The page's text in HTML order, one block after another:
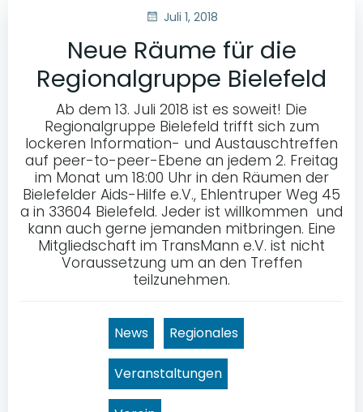
Juli 1, 2018
Neue Räume für die
Regionalgruppe Bielefeld
Ab dem 13. Juli 2018 ist es soweit! Die
Regionalgruppe Bielefeld trifft sich zum
lockeren Information- und Austauschtreffen
auf peer-to-peer-Ebene an jedem 2. Freitag
im Monat um 18:00 Uhr in den Räumen der
Bielefelder Aids-Hilfe e.V., Ehlentruper Weg 45
a in 33604 Bielefeld. Jeder ist willkommen und
kann auch gerne jemanden mitbringen. Eine
Mitgliedschaft im TransMann e.V. ist nicht
Voraussetzung um an den Treffen
teilzunehmen.
News Regionales
Veranstaltungen